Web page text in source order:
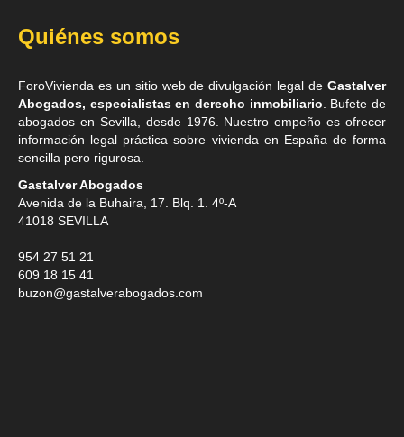
Quiénes somos
ForoVivienda es un sitio web de divulgación legal de Gastalver
Abogados, especialistas en derecho inmobiliario . Bufete de
abogados en Sevilla , desde 1976. Nuestro empeño es ofrecer
información legal práctica sobre vivienda en España de forma
sencilla pero rigurosa.
Gastalver Abogados
Avenida de la Buhaira, 17. Blq. 1. 4º-A
41018 SEVILLA
954 27 51 21
609 18 15 41
buzon@gastalverabogados.com